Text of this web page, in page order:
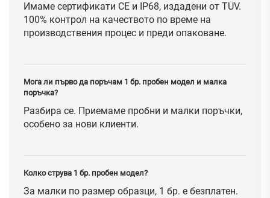
Имаме сертификати CE и IP68, издадени от TUV.
100% контрол на качеството по време на
производствения процес и преди опаковане.
Мога ли първо да поръчам 1 бр. пробен модел и малка
поръчка?
Разбира се. Приемаме пробни и малки поръчки,
особено за нови клиенти.
Колко струва 1 бр. пробен модел?
За малки по размер образци, 1 бр. е безплатен.